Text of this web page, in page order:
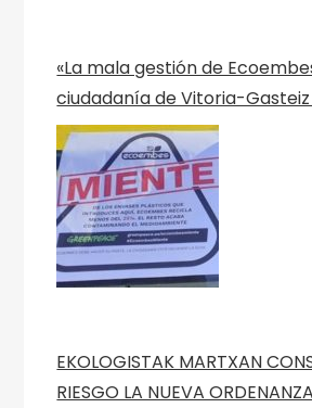
«La mala gestión de
ciudadanía de Vitoria-Gasteiz
año» Nota de Prensa de
EKOLOGISTAK MARTXAN
RIESGO LA NUEVA